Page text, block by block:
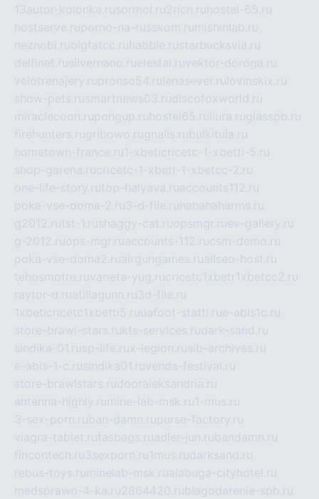
13autor-kolonka.rusormol.ru2rich.ru hostel-65.ru
hostserve.ruporno-na-russkom.ru mishinlab.ru
neznobi.rubigfatcc.ru habble.rustarbucksvia.ru
delfinet.rusilvernano.ruelestal.ruvektor-doroga.ru
velotrenajery.rupronso54.ru lenasever.ru lovinskix.ru
show-pets.rusmartnews03.rudiscofoxworld.ru
miraclecoon.rupongup.ru hostel65.ru liura.ruglasspb.ru
firehunters.rugribowo.rugnalis.rubulkitula.ru
hometown-france.ru1-xbeticricetc-1-xbetti-5.ru
shop-garena.rucricetc-1-xbetr-1-xbetcc-2.ru
one-life-story.rutop-halyava.ruaccounts112.ru
poka-vse-doma-2.ru3-d-file.ru hahahaharms.ru
g2012.rutst-1.rushaggy-cat.ruopsmgr.ruev-gallery.ru
g-2012.ruops-mgr.ruaccounts-112.rucsm-demo.ru
poka-vse-doma2.ruairgungames.ruallseo-host.ru
tehosmotre.ruvarieta-yug.rucricetc1xbetr1xbetcc2.ru
raytor-d.ruatillagunn.ru3d-file.ru
1xbeticricetc1xbetti5.ruuafoot-statti.rue-abis1c.ru
store-brawl-stars.rukts-services.rudark-sand.ru
sindika-01.rusp-life.rux-legion.rusib-archives.ru
e-abis-1-c.rusindika01.ruvenda-festival.ru
store-brawlstars.rudooraleksandria.ru
antenna-highly.ru mine-lab-msk.ru1-mus.ru
3-sex-porn.ruban-damn.rupurse-factory.ru
viagra-tablet.rufasbags.ruadler-jun.rubandamn.ru
fincontech.ru3sexporn.ru1mus.rudarksand.ru
rebus-toys.ru minelab-msk.rualabuga-cityhotel.ru
medsprawo-4-ka.ru2864420.rublagodarenie-spb.ru